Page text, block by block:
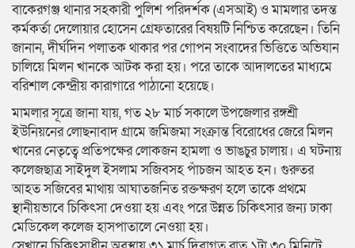
বাকেরগঞ্জ থানার সহকারী পুলিশ পরিদর্শক (এসআই) ও মামলার তদন্ত
কর্মকর্তা দেলোয়ার হোসেন গ্রেফতারের বিষয়টি নিশ্চিত করেছেন। তিনি
জানান, দীর্ঘদিন পলাতক থাকার পর গোপন সংবাদের ভিত্তিতে অভিযান
চালিয়ে মিলন খানকে আটক করা হয়। পরে তাকে আদালতের মাধ্যমে
বরিশাল কেন্দ্রীয় কারাগারে পাঠানো হয়েছে।
মামলার সূত্রে জানা যায়, গত ২৮ মার্চ সকালে উপজেলার রঙ্গশ্রী
ইউনিয়নের লোছনাবাদ গ্রামে জমিজমা সংক্রান্ত বিরোধের জেরে মিলন
খানের নেতৃত্বে প্রতিপক্ষের লোকজন হামলা ও ভাঙচুর চালায়। এ ঘটনায়
কলেজছাত্র সাইদুল ইসলাম সজিবসহ পাঁচজন আহত হন। গুরুতর
আহত সজিবের মাথায় আঘাতজনিত রক্তক্ষরণ হলে তাকে প্রথমে
স্থানীয়ভাবে চিকিৎসা দেওয়া হয় এবং পরে উন্নত চিকিৎসার জন্য ঢাকা
মেডিকেল কলেজ হাসপাতালে নেওয়া হয়।